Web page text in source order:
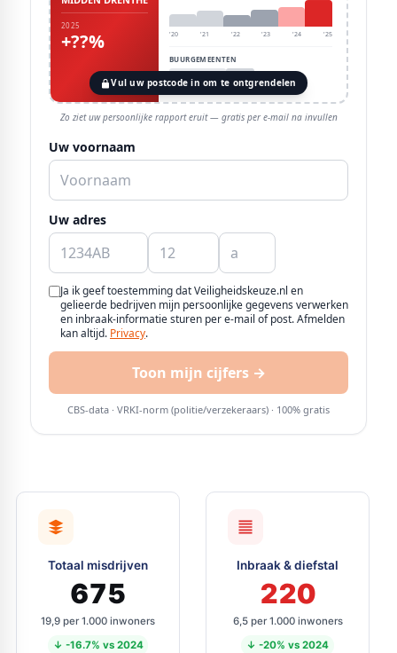
Totaal misdrijven
675
19,9 per 1.000 inwoners
↓ -16.7% vs 2024
Inbraak & diefstal
220
6,5 per 1.000 inwoners
↓ -20% vs 2024